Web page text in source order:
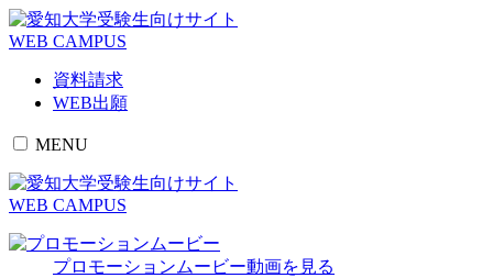
受験生向けサイト
WEB CAMPUS
資料請求
WEB出願
MENU
受験生向けサイト
WEB CAMPUS
プロモーションムービー動画を見る